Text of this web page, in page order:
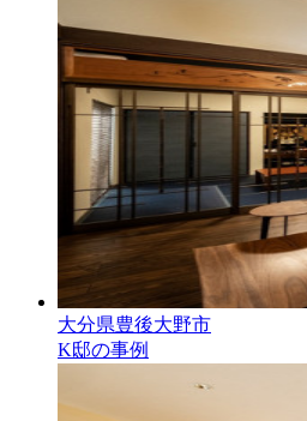
大分県豊後大野市
K邸の事例